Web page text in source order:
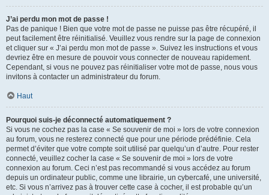
J’ai perdu mon mot de passe !
Pas de panique ! Bien que votre mot de passe ne puisse pas être récupéré, il
peut facilement être réinitialisé. Veuillez vous rendre sur la page de connexion
et cliquer sur « J’ai perdu mon mot de passe ». Suivez les instructions et vous
devriez être en mesure de pouvoir vous connecter de nouveau rapidement.
Cependant, si vous ne pouvez pas réinitialiser votre mot de passe, nous vous
invitons à contacter un administrateur du forum.
Haut
Pourquoi suis-je déconnecté automatiquement ?
Si vous ne cochez pas la case « Se souvenir de moi » lors de votre connexion
au forum, vous ne resterez connecté que pour une période prédéfinie. Cela
permet d’éviter que votre compte soit utilisé par quelqu’un d’autre. Pour rester
connecté, veuillez cocher la case « Se souvenir de moi » lors de votre
connexion au forum. Ceci n’est pas recommandé si vous accédez au forum
depuis un ordinateur public, comme une librairie, un cybercafé, une université,
etc. Si vous n’arrivez pas à trouver cette case à cocher, il est probable qu’un